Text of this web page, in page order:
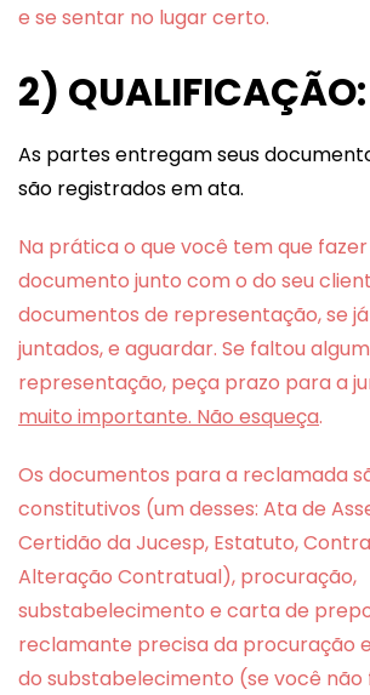
e se sentar no lugar certo.
2) QUALIFICAÇÃO:
As partes entregam seus
são registrados em ata.
Na prática o que você tem que
documento junto com o do seu
documentos de representação, se
juntados, e aguardar. Se faltou
representação, peça prazo para a
muito importante. Não esqueça.
Os documentos para a reclamada
constitutivos (um desses: Ata de
Certidão da Jucesp, Estatuto,
Alteração Contratual), procuração,
substabelecimento e carta de
reclamante precisa da procuração
do substabelecimento (se você não